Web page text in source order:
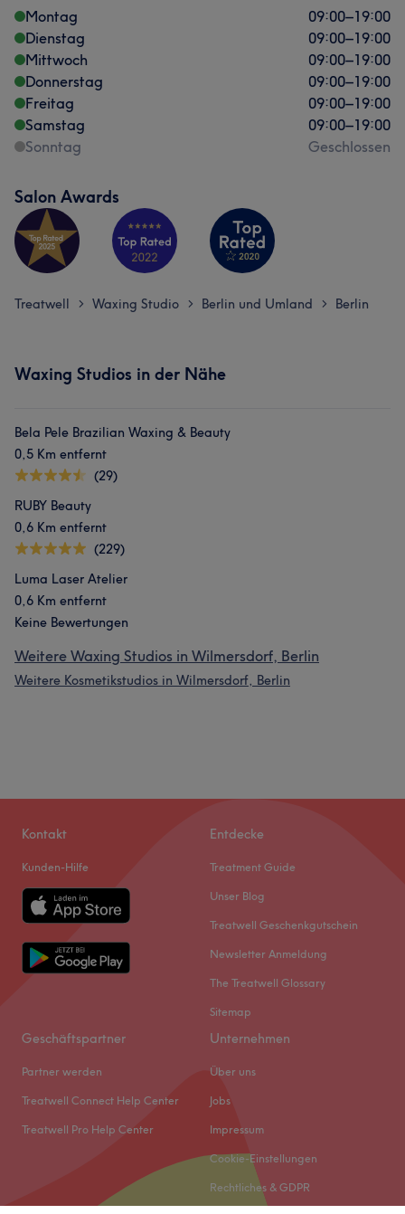
Montag 09:00–19:00
Dienstag
09:00–19:00
Mittwoch
09:00–19:00
Donnerstag
09:00–19:00
Freitag
09:00–19:00
Samstag
09:00–19:00
Sonntag
Geschlossen
Salon Awards
Treatwell > Waxing Studio > Berlin und Umland > Berlin
Waxing Studios in der Nähe
Bela Pele Brazilian Waxing & Beauty
0,5 Km entfernt
(29)
RUBY Beauty
0,6 Km entfernt
(229)
Luma Laser Atelier
0,6 Km entfernt
Keine Bewertungen
Weitere Waxing Studios in Wilmersdorf, Berlin
Weitere Kosmetikstudios in Wilmersdorf, Berlin
Kontakt
Kunden-Hilfe
Entdecke
Treatment Guide
Unser Blog
Treatwell Geschenkgutschein
Newsletter Anmeldung
The Treatwell Glossary
Sitemap
Geschäftspartner
Partner werden
Treatwell Connect Help Center
Treatwell Pro Help Center
Unternehmen
Über uns
Jobs
Impressum
Cookie-Einstellungen
Rechtliches & GDPR